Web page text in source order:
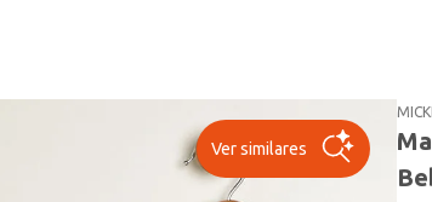
Ver similares